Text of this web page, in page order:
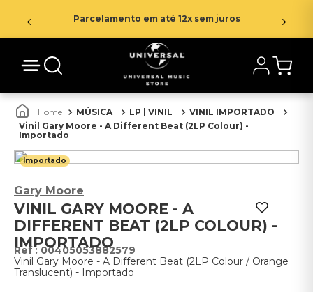
Parcelamento em até 12x sem juros
MÚSICA LP | VINIL
VINIL IMPORTADO
Vinil Gary Moore - A Different Beat (2LP Colour) -
Importado
Importado
Gary Moore
VINIL GARY MOORE - A
DIFFERENT BEAT (2LP COLOUR) -
IMPORTADO
: 00405053882579
Vinil Gary Moore - A Different Beat (2LP Colour / Orange
Translucent) - Importado